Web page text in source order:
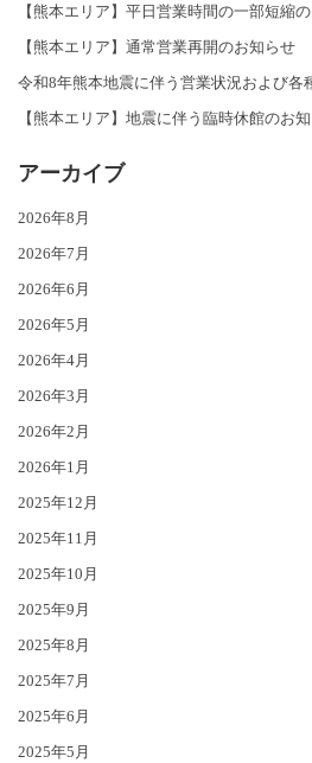
【熊本エリア】平日営業時間の一部短縮
【熊本エリア】通常営業再開のお知らせ
令和8年熊本地震に伴う営業状況および各
【熊本エリア】地震に伴う臨時休館のお
アーカイブ
2026年8月
2026年7月
2026年6月
2026年5月
2026年4月
2026年3月
2026年2月
2026年1月
2025年12月
2025年11月
2025年10月
2025年9月
2025年8月
2025年7月
2025年6月
2025年5月